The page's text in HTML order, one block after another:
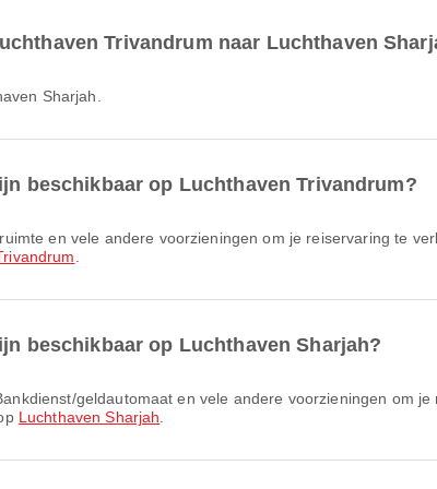
Trivandrum naar Luchthaven
Sharjah.
beschikbaar op Luchthaven Trivandrum?
beschikbaar op Luchthaven Sharjah?
Luchthaven Sharjah